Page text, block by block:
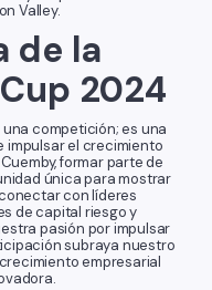
Valley.
de la
2024
competición; es una
impulsar el crecimiento
formar parte de
única para mostrar
con líderes
de capital riesgo y
pasión por impulsar
subraya nuestro
empresarial